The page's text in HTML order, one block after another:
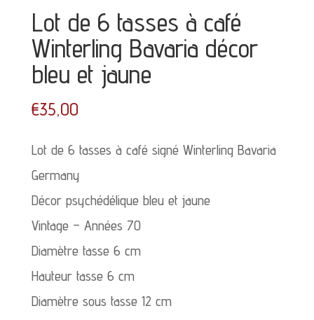
Lot de 6 tasses à café
Winterling Bavaria décor
bleu et jaune
€35,00
Lot de 6 tasses à café signé Winterling Bavaria
Germany
Décor psychédélique bleu et jaune
Vintage – Années 70
Diamètre tasse 6 cm
Hauteur tasse 6 cm
Diamètre sous tasse 12 cm